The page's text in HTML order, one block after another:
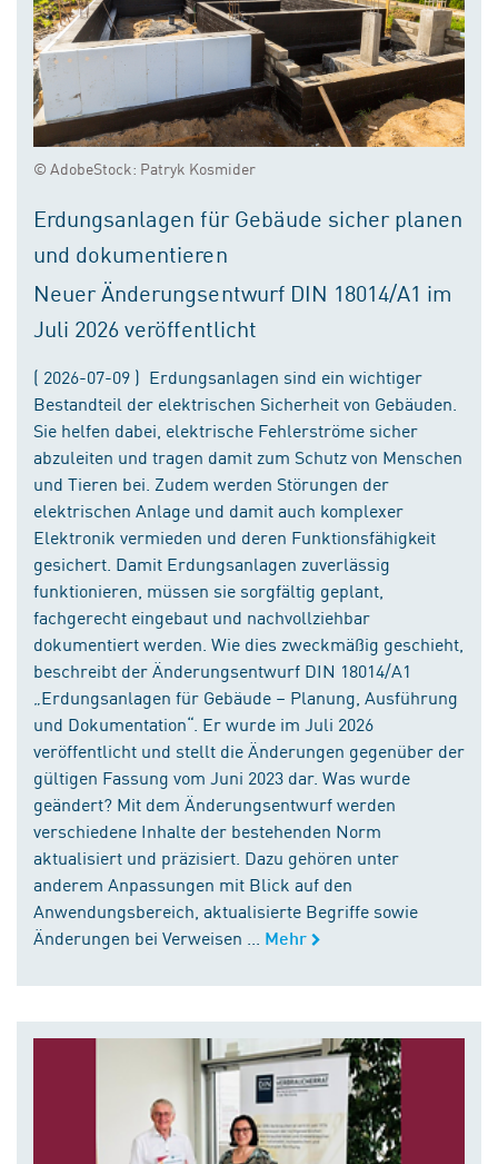
© AdobeStock: Patryk Kosmider
Erdungsanlagen für Gebäude sicher planen
und dokumentieren
Neuer Änderungsentwurf DIN 18014/A1 im
Juli 2026 veröffentlicht
( 2026-07-09 ) Erdungsanlagen sind ein wichtiger
Bestandteil der elektrischen Sicherheit von Gebäuden.
Sie helfen dabei, elektrische Fehlerströme sicher
abzuleiten und tragen damit zum Schutz von Menschen
und Tieren bei. Zudem werden Störungen der
elektrischen Anlage und damit auch komplexer
Elektronik vermieden und deren Funktionsfähigkeit
gesichert. Damit Erdungsanlagen zuverlässig
funktionieren, müssen sie sorgfältig geplant,
fachgerecht eingebaut und nachvollziehbar
dokumentiert werden. Wie dies zweckmäßig geschieht,
beschreibt der Änderungsentwurf DIN 18014/A1
„Erdungsanlagen für Gebäude – Planung, Ausführung
und Dokumentation“. Er wurde im Juli 2026
veröffentlicht und stellt die Änderungen gegenüber der
gültigen Fassung vom Juni 2023 dar. Was wurde
geändert? Mit dem Änderungsentwurf werden
verschiedene Inhalte der bestehenden Norm
aktualisiert und präzisiert. Dazu gehören unter
anderem Anpassungen mit Blick auf den
Anwendungsbereich, aktualisierte Begriffe sowie
Änderungen bei Verweisen ...
Mehr